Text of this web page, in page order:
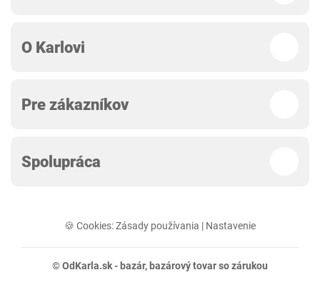
O Karlovi
Pre zákazníkov
Spolupráca
🍪 Cookies:Zásady používania | Nastavenie
© OdKarla.sk - bazár, bazárový tovar so zárukou